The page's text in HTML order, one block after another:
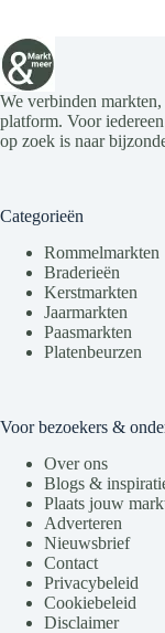
We verbinden
platform. Voor
op zoek is naar
Categorieën
Rommelmarkten
Braderieën
Kerstmarkten
Jaarmarkten
Paasmarkten
Platenbeurzen
Voor bezoekers &
Over ons
Blogs &
Plaats jouw
Adverteren
Nieuwsbrief
Contact
Privacybeleid
Cookiebeleid
Disclaimer